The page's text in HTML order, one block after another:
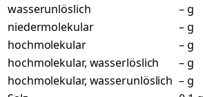
wasserunlöslich
– g
niedermolekular
– g
hochmolekular
– g
hochmolekular, wasserlöslich
– g
hochmolekular, wasserunlöslich – g